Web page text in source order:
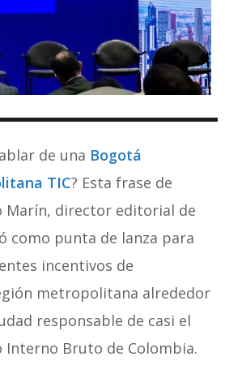
de una Bogotá
TIC? Esta frase de
Marín, director editorial de
como punta de lanza para
incentivos de
metropolitana alrededor
responsable de casi el
Interno Bruto de Colombia.